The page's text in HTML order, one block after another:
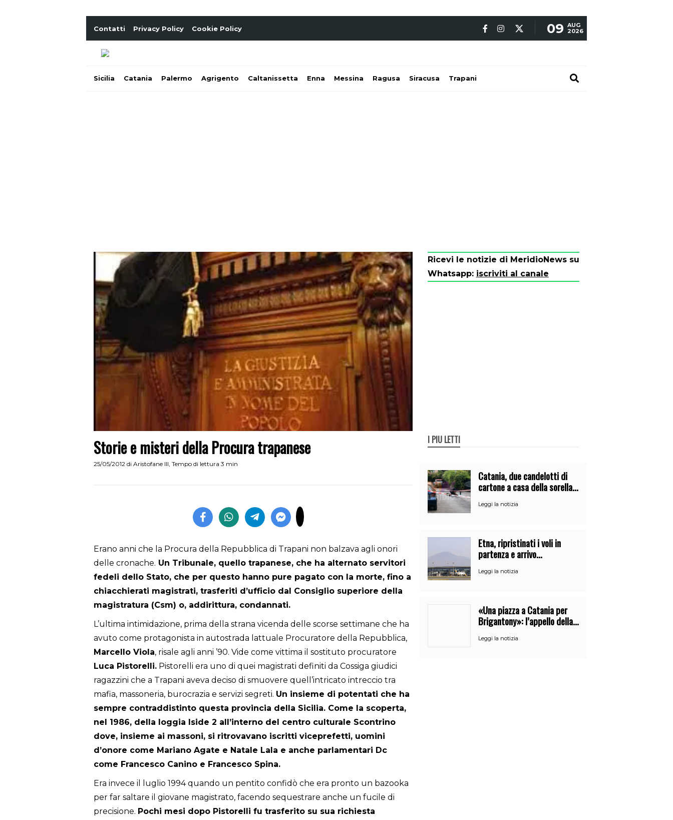
Contatti Privacy Policy Cookie Policy 09 AUG
2026
Sicilia Catania Palermo Agrigento Caltanissetta Enna Messina Ragusa Siracusa Trapani
Storie e misteri della Procura trapanese
25/05/2012 di Aristofane III, Tempo di lettura 3 min
Erano anni che la Procura della Repubblica di Trapani non balzava agli onori
delle cronache. Un Tribunale, quello trapanese, che ha alternato servitori
fedeli dello Stato, che per questo hanno pure pagato con la morte, fino a
chiacchierati magistrati, trasferiti d’ufficio dal Consiglio superiore della
magistratura (Csm) o, addirittura, condannati.
L’ultima intimidazione, prima della strana vicenda delle scorse settimane che ha
avuto come protagonista in autostrada lattuale Procuratore della Repubblica,
Marcello Viola, risale agli anni ’90. Vide come vittima il sostituto procuratore
Luca Pistorelli. Pistorelli era uno di quei magistrati definiti da Cossiga giudici
ragazzini che a Trapani aveva deciso di smuovere quell’intricato intreccio tra
mafia, massoneria, burocrazia e servizi segreti. Un insieme di potentati che ha
sempre contraddistinto questa provincia della Sicilia. Come la scoperta,
nel 1986, della loggia Iside 2 all’interno del centro culturale Scontrino
dove, insieme ai massoni, si ritrovavano iscritti viceprefetti, uomini
d’onore come Mariano Agate e Natale Lala e anche parlamentari Dc
come Francesco Canino e Francesco Spina.
Era invece il luglio 1994 quando un pentito confidò che era pronto un bazooka
per far saltare il giovane magistrato, facendo sequestrare anche un fucile di
precisione. Pochi mesi dopo Pistorelli fu trasferito su sua richiesta
Ricevi le notizie di MeridioNews su
Whatsapp: iscriviti al canale
I PIÙ LETTI
Catania, due candelotti di
cartone a casa della sorella
indagini
Leggi la notizia
Etna, ripristinati i voli in
partenza e arrivo
Leggi la notizia
«Una piazza a Catania per
Brigantony»: l’appello della
cantante popolare
Leggi la notizia